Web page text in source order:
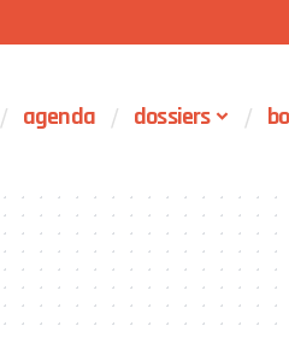
agenda dossiers